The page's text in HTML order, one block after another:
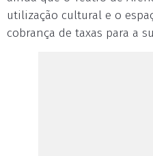
utilização cultural e o
cobrança de taxas para a